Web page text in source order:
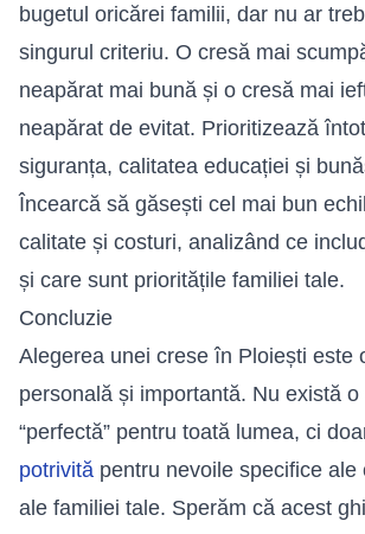
bugetul oricărei familii, dar nu ar
singurul criteriu. O cresă mai
neapărat mai bună și o cresă mai
neapărat de evitat. Prioritizează
siguranța, calitatea educației și
Încearcă să găsești cel mai bun
calitate și costuri, analizând ce
și care sunt prioritățile familiei tale.
Concluzie
Alegerea unei crese în Ploiești este
personală și importantă. Nu există
“perfectă” pentru toată lumea, ci
potrivită pentru nevoile specifice ale
ale familiei tale. Sperăm că acest